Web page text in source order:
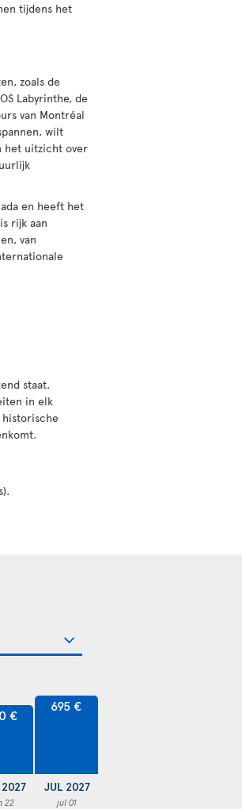
tijdens het
zoals de
Labyrinthe, de
van Montréal
wilt
het uitzicht over
en heeft het
rijk aan
van
staat.
in elk
historische
€
22
695 €
JUL 2027
jul 01